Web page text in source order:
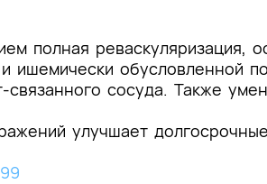
полная реваскуляризация,
ишемически обусловленной
сосуда. Также
улучшает